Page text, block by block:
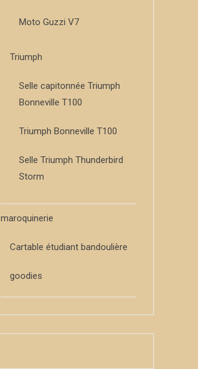
Moto Guzzi V7
Triumph
Selle capitonnée Triumph
Bonneville T100
Triumph Bonneville T100
Selle Triumph Thunderbird
Storm
maroquinerie
Cartable étudiant bandoulière
goodies